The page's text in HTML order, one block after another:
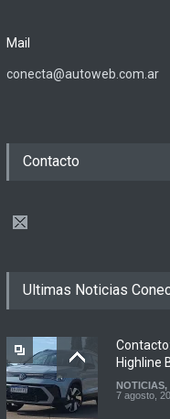
Mail
conecta@autoweb.com.ar
Contacto
Ultimas Noticias
Highline
NOTICIAS,
7 agosto,